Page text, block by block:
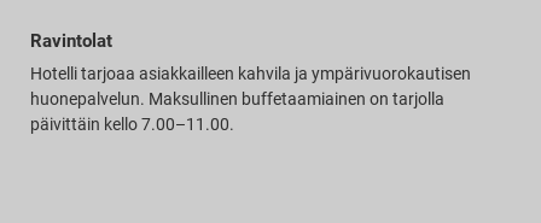
Ravintolat
Hotelli tarjoaa asiakkailleen kahvila ja ympärivuorokautisen
huonepalvelun. Maksullinen buffetaamiainen on tarjolla
päivittäin kello 7.00–11.00.